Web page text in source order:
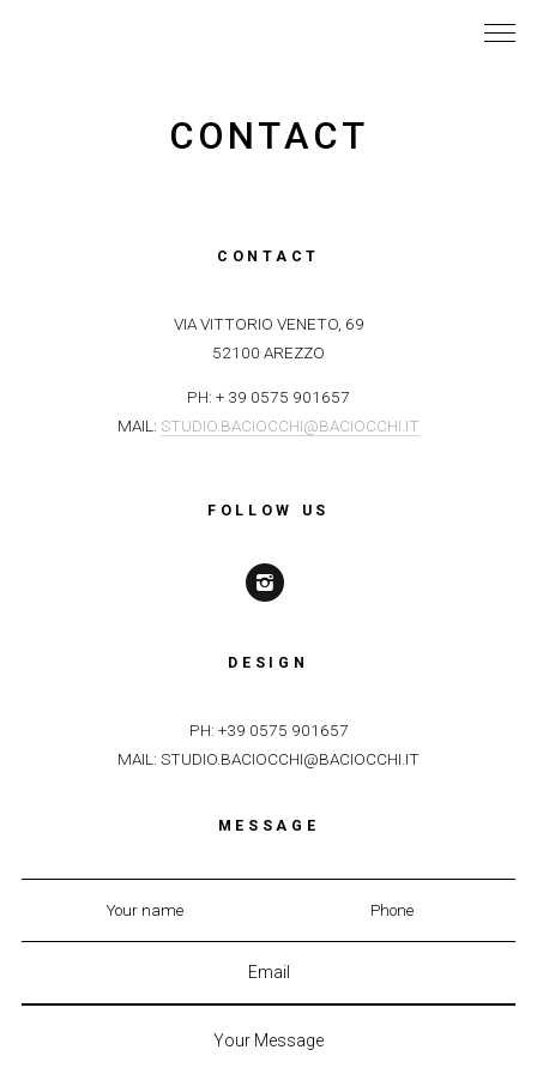
CONTACT
CONTACT
VIA VITTORIO VENETO, 69
52100 AREZZO
PH: + 39 0575 901657
MAIL: STUDIO.BACIOCCHI@BACIOCCHI.IT
FOLLOW US
DESIGN
PH: +39 0575 901657
MAIL: STUDIO.BACIOCCHI@BACIOCCHI.IT
MESSAGE